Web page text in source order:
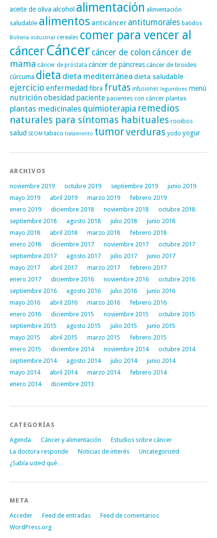
aceite de oliva alcohol alimentación alimentación
saludable alimentos anticáncer antitumorales batidos
Bollería industrial cereales comer para vencer al
cáncerCáncer cáncer de colon cáncer de
mama cáncer de próstata cáncer de páncreascáncer de tiroides
cúrcuma dieta dieta mediterránea dieta saludable
ejercicio enfermedadfibra frutas infusiones legumbres menú
nutriciónobesidad paciente pacientes con cáncer plantas
plantas medicinales quimioterapia remedios
naturales para síntomas habituales rooibos
salud SEOM tabaco tratamiento tumorverduras yodo yogur
ARCHIVOS
noviembre 2019 octubre 2019 septiembre 2019
junio 2019
mayo 2019
abril 2019 marzo 2019
febrero 2019
enero 2019
diciembre 2018 noviembre 2018
octubre 2018
septiembre 2018
agosto 2018 julio 2018
junio 2018
mayo 2018
abril 2018 marzo 2018
febrero 2018
enero 2018
diciembre 2017 noviembre 2017
octubre 2017
septiembre 2017
agosto 2017 julio 2017
junio 2017
mayo 2017
abril 2017 marzo 2017
febrero 2017
enero 2017
diciembre 2016 noviembre 2016
octubre 2016
septiembre 2016
agosto 2016 julio 2016
junio 2016
mayo 2016
abril 2016 marzo 2016
febrero 2016
enero 2016
diciembre 2015 noviembre 2015
octubre 2015
septiembre 2015
agosto 2015 julio 2015
junio 2015
mayo 2015
abril 2015 marzo 2015
febrero 2015
enero 2015
diciembre 2014 noviembre 2014
octubre 2014
septiembre 2014
agosto 2014 julio 2014
junio 2014
mayo 2014
abril 2014 marzo 2014
febrero 2014
enero 2014
diciembre 2013
CATEGORÍAS
Agenda Cáncer y alimentación
Estudios sobre cáncer
La doctora responde
Noticias de interés
Uncategorized
¿Sabía usted qué…
META
Acceder Feed de entradas
Feed de comentarios
WordPress.org